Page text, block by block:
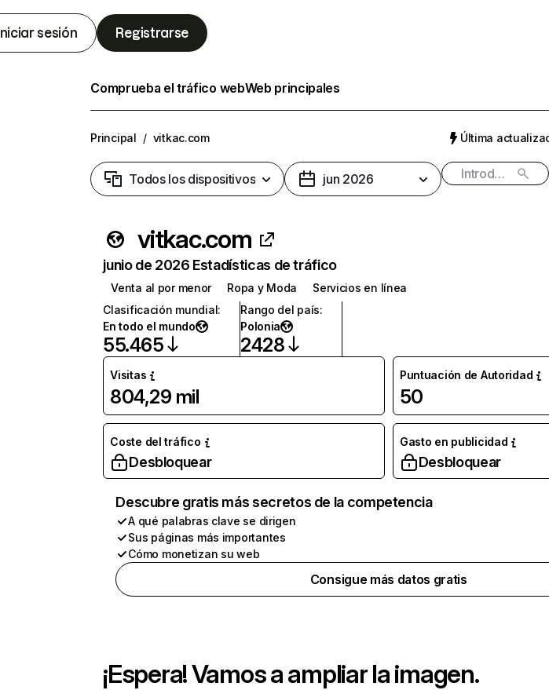
Iniciar sesión Registrarse
Comprueba el tráfico webWeb principales
Principal / vitkac.com Última
Todos los dispositivos jun 2026
vitkac.com
junio de 2026 Estadísticas de tráfico
Venta al por menor Ropa y Moda
Servicios en línea
Clasificación mundial:
En todo el mundo
55.465
Rango del país:
Polonia
2428
Visitas
804,29 mil
Puntuación de Autoridad
50
Coste del tráfico
Desbloquear
Gasto en publicidad
Desbloquear
Descubre gratis más secretos de la competencia
A qué palabras clave se dirigen
Sus páginas más importantes
Cómo monetizan su web
Consigue más datos gratis
¡Espera! Vamos a ampliar la imagen.